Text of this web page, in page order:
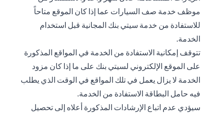
موظف خدمة صف السيارات عما إذا كان الموقع متاحاً
للاستفادة من خدمة سيتي بنك المجانية قبل استخدام
الخدمة.
تتوقف إمكانية الاستفادة من الخدمة في المواقع المذكورة
على الموقع الإلكتروني لسيتي بنك على ما إذا كان مزود
الخدمة لا يزال يعمل في تلك المواقع في الوقت الذي يطلب
فيه حامل البطاقة الاستفادة من الخدمة.
سيؤدي عدم اتباع الإرشادات المذكورة أعلاه إلى تحصيل